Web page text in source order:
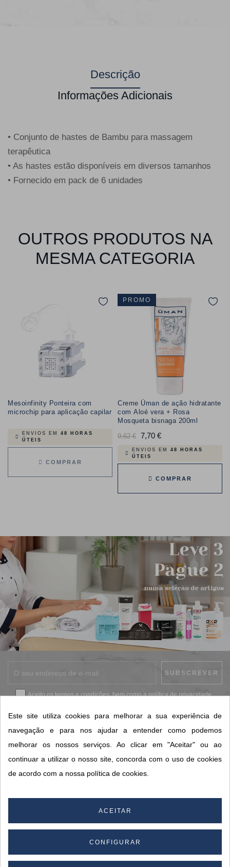
Descrição
Informações Adicionais
• Conjunto de hastes de Bambu para massagem
terapêutica
• As hastes estão disponíveis em diversos tamanhos
• Fornecido em pack de 6 unidades
OUTROS PRODUTOS NA
MESMA CATEGORIA
Mesoinfinity Ponteira com
microchip para aplicação capilar
ENVIOS EM 48 HORAS
ÚTEIS
COMPRAR
PROMO
Creme Üman de ação hidratante
com Aloé vera + Rosa
Mosqueta bisnaga 200ml
Preço
normal
9,62 € 7,70 €Preço
ENVIOS EM 48 HORAS
ÚTEIS
COMPRAR
Aceito ostermos e condições, bem como apolítica de privacidade.
CONTACTOS SORISA
Este site utiliza cookies para melhorar a sua experiência de
navegação e para nos ajudar a entender como podemos
melhorar os nossos serviços. Ao clicar em "Aceitar" ou ao
continuar a utilizar o nosso site, concorda com o uso de cookies
de acordo com a nossa política de cookies.
ACEITAR
CONFIGURAR